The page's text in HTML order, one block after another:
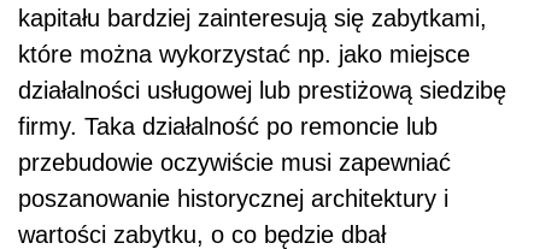
kapitału bardziej zainteresują się zabytkami,
które można wykorzystać np. jako miejsce
działalności usługowej lub prestiżową siedzibę
firmy. Taka działalność po remoncie lub
przebudowie oczywiście musi zapewniać
poszanowanie historycznej architektury i
wartości zabytku, o co będzie dbał